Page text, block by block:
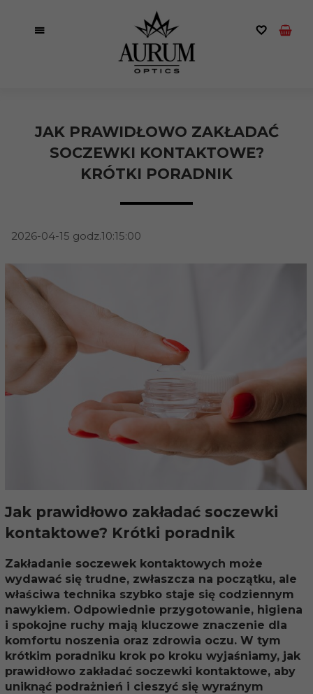
JAK PRAWIDŁOWO ZAKŁADAĆ
SOCZEWKI KONTAKTOWE?
KRÓTKI PORADNIK
2026-04-15 godz.10:15:00
Jak prawidłowo zakładać soczewki
kontaktowe? Krótki poradnik
Zakładanie soczewek kontaktowych może
wydawać się trudne, zwłaszcza na początku, ale
właściwa technika szybko staje się codziennym
nawykiem. Odpowiednie przygotowanie, higiena
i spokojne ruchy mają kluczowe znaczenie dla
komfortu noszenia oraz zdrowia oczu. W tym
krótkim poradniku krok po kroku wyjaśniamy, jak
prawidłowo zakładać soczewki kontaktowe, aby
uniknąć podrażnień i cieszyć się wyraźnym